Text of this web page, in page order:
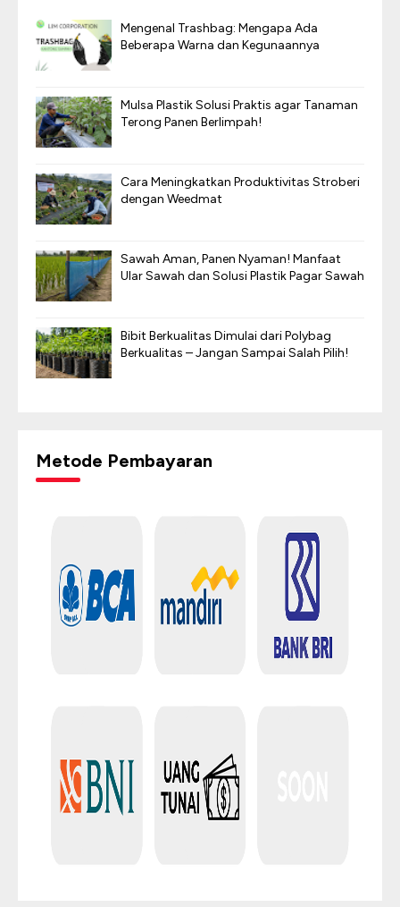
Mengenal Trashbag: Mengapa Ada
Beberapa Warna dan Kegunaannya
Mulsa Plastik Solusi Praktis agar Tanaman
Terong Panen Berlimpah!
Cara Meningkatkan Produktivitas Stroberi
dengan Weedmat
Sawah Aman, Panen Nyaman! Manfaat
Ular Sawah dan Solusi Plastik Pagar Sawah
Bibit Berkualitas Dimulai dari Polybag
Berkualitas – Jangan Sampai Salah Pilih!
Metode Pembayaran